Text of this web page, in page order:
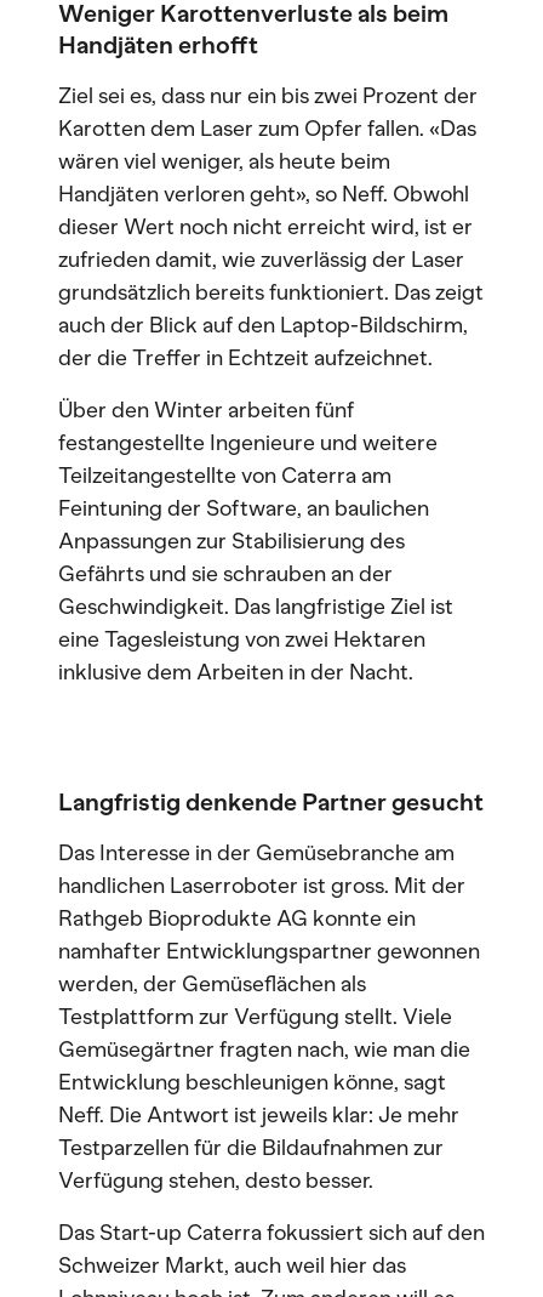
Weniger Karottenverluste als beim
Handjäten erhofft
Ziel sei es, dass nur ein bis zwei Prozent der
Karotten dem Laser zum Opfer fallen. «Das
wären viel weniger, als heute beim
Handjäten verloren geht», so Neff. Obwohl
dieser Wert noch nicht erreicht wird, ist er
zufrieden damit, wie zuverlässig der Laser
grundsätzlich bereits funktioniert. Das zeigt
auch der Blick auf den Laptop-Bildschirm,
der die Treffer in Echtzeit aufzeichnet.
Über den Winter arbeiten fünf
festangestellte Ingenieure und weitere
Teilzeitangestellte von Caterra am
Feintuning der Software, an baulichen
Anpassungen zur Stabilisierung des
Gefährts und sie schrauben an der
Geschwindigkeit. Das langfristige Ziel ist
eine Tagesleistung von zwei Hektaren
inklusive dem Arbeiten in der Nacht.
Langfristig denkende Partner gesucht
Das Interesse in der Gemüsebranche am
handlichen Laserroboter ist gross. Mit der
Rathgeb Bioprodukte AG konnte ein
namhafter Entwicklungspartner gewonnen
werden, der Gemüseflächen als
Testplattform zur Verfügung stellt. Viele
Gemüsegärtner fragten nach, wie man die
Entwicklung beschleunigen könne, sagt
Neff. Die Antwort ist jeweils klar: Je mehr
Testparzellen für die Bildaufnahmen zur
Verfügung stehen, desto besser.
Das Start-up Caterra fokussiert sich auf den
Schweizer Markt, auch weil hier das